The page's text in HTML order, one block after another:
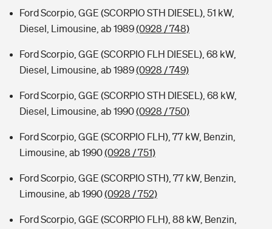
Ford Scorpio, GGE (SCORPIO STH DIESEL), 51 kW,
Diesel, Limousine, ab 1989(0928 / 748)
Ford Scorpio, GGE (SCORPIO FLH DIESEL), 68 kW,
Diesel, Limousine, ab 1989(0928 / 749)
Ford Scorpio, GGE (SCORPIO STH DIESEL), 68 kW,
Diesel, Limousine, ab 1990(0928 / 750)
Ford Scorpio, GGE (SCORPIO FLH), 77 kW, Benzin,
Limousine, ab 1990(0928 / 751)
Ford Scorpio, GGE (SCORPIO STH), 77 kW, Benzin,
Limousine, ab 1990(0928 / 752)
Ford Scorpio, GGE (SCORPIO FLH), 88 kW, Benzin,